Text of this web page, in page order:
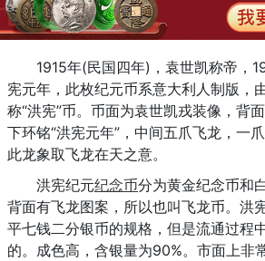
1915年(民国四年)，袁世凯称帝，
宪元年，此枚纪元币系意大利人制版，
称“洪宪”币。币面为袁世凯戎装像，背面
下环铭“洪宪元年”，中间五爪飞龙，一
此龙象取飞龙在天之意。
洪宪纪元纪念币分为黄金纪念币和
背面有飞龙图案，所以也叫飞龙币。洪
平七钱二分银币的规格，但是流通过程
的。成色高，含银量为90%。市面上非